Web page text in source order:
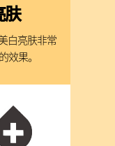
白亮肤非常
效果。